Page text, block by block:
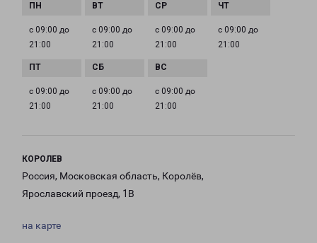
с 09:00 до
21:00
с 09:00 до
21:00
с 09:00 до
21:00
с 09:00 до
21:00
с 09:00 до
21:00
с 09:00 до
21:00
с 09:00 до
21:00
КОРОЛЕВ
Россия, Московская область, Королёв,
Ярославский проезд, 1В
на карте